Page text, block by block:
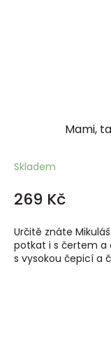
Mami,
Skladem
269 Kč
Určitě znáte
potkat i s čertem a
s vysokou čepicí a